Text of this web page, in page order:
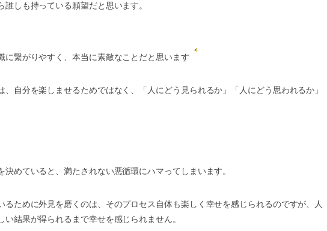
誰しも持っている願望だと思います。
繋がりやすく、本当に素敵なことだと思います
自分を楽しませるためではなく、「人にどう見られるか」「人にどう思われるか」
めていると、満たされない悪循環にハマってしまいます。
ために外見を磨くのは、そのプロセス自体も楽しく幸せを感じられるのですが、人
結果が得られるまで幸せを感じられません。